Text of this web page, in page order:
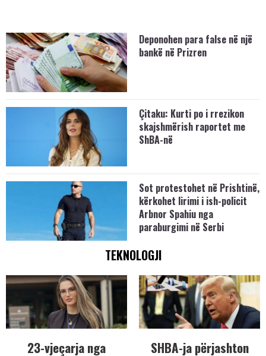
Deponohen para false në një
bankë në Prizren
Çitaku: Kurti po i rrezikon
skajshmërish raportet me
ShBA-në
Sot protestohet në Prishtinë,
kërkohet lirimi i ish-policit
Arbnor Spahiu nga
paraburgimi në Serbi
TEKNOLOGJI
23-vjeçarja nga
SHBA-ja përjashton